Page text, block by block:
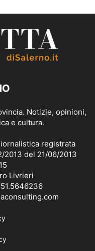
Notizie, opinioni,
e cultura.
registrata
2013 del 21/06/2013
Livrieri